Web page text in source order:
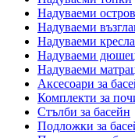
Надуваеми
Надуваеми
Надуваеми
Надуваеми
Надуваеми
Аксесоари за
Комплекти за
Стълби за басейн
Подложки за